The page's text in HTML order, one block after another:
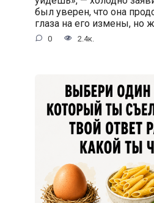
был уверен, что она
глаза на его измены, но
0 2.4к.